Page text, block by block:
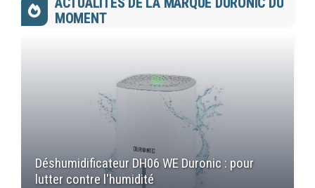
MOMENT
Déshumidificateur DH06 WE Duronic : pour
lutter contre l'humidité